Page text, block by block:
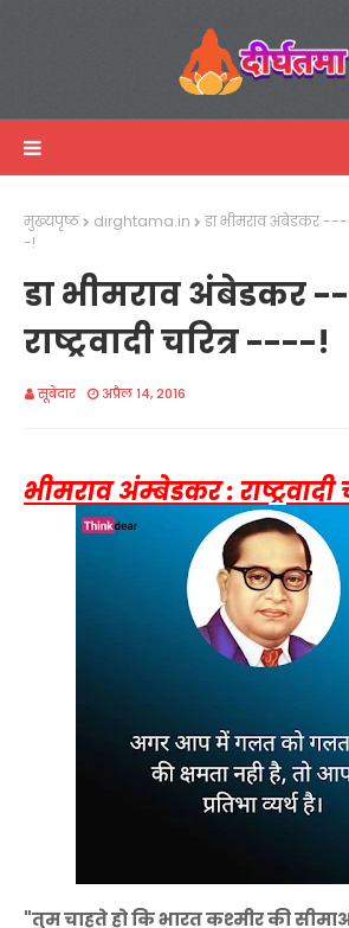
मुख्यपृष्ठ dirghtama.in
डा भीमराव अंबेडकर ----
-!
डा भीमराव अंबेडकर
राष्ट्रवादी चरित्र ----!
सूबेदार अप्रैल 14, 2016
भीमराव अंम्बेडकर : राष्ट्रवादी
"तुम चाहते हो कि भारत कश्मीर की